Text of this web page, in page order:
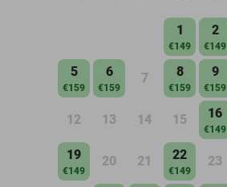
1
€149
2
€149
5
€159
6
€159
7 8
€159
9
€159
12 13 14 15 16
€149
19
€149
20 21 22
€149
23